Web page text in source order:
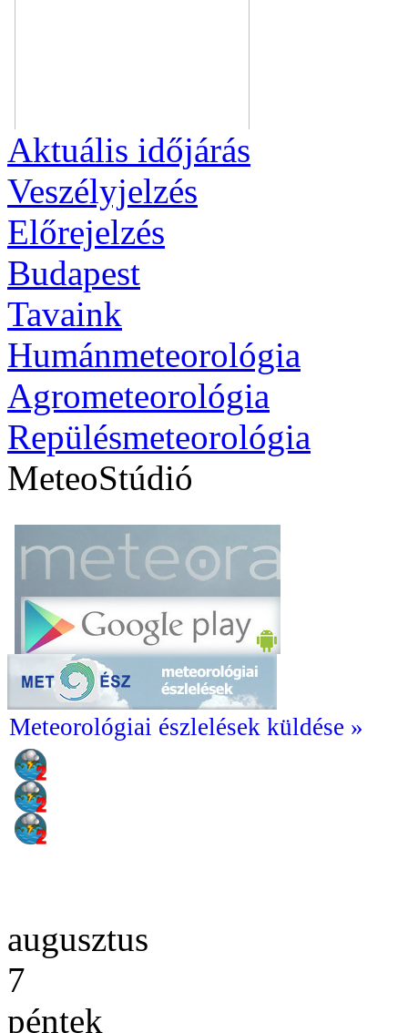
Aktuális időjárás
Veszélyjelzés
Előrejelzés
Budapest
Tavaink
Humánmeteorológia
Agrometeorológia
Repülésmeteorológia
MeteoStúdió
Meteorológiai észlelések küldése »
augusztus
7
péntek